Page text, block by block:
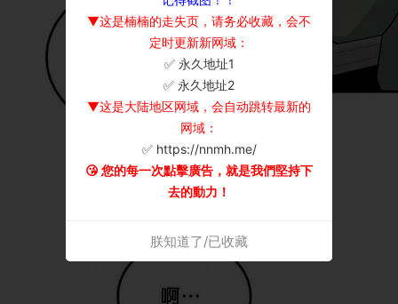
▼这是楠楠的走失页，请务必收藏，会不
定时更新新网域：
✅ 永久地址1
✅ 永久地址2
▼这是大陆地区网域，会自动跳转最新的
网域：
✅ https://nnmh.me/
😘 您的每一次點擊廣告，就是我們堅持下
去的動力！
朕知道了/已收藏